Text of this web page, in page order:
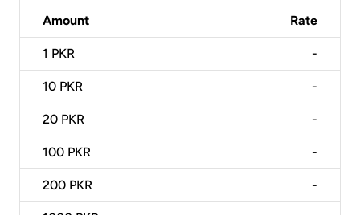
Amount Rate
1 PKR -
10 PKR -
20 PKR -
100 PKR -
200 PKR -